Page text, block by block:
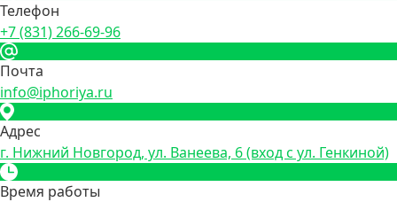
Телефон
+7 (831) 266-69-96
Почта
info@iphoriya.ru
Адрес
г. Нижний Новгород, ул. Ванеева, 6 (вход с ул. Генкиной)
Время работы